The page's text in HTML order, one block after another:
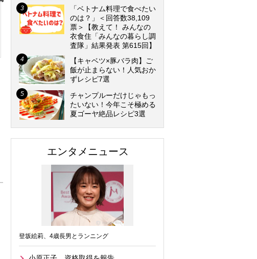
「ベトナム料理で食べたい
のは？」＜回答数38,109
票＞【教えて！ みんなの
衣食住「みんなの暮らし調
査隊」結果発表 第615回】
【キャベツ×豚バラ肉】ご
飯が止まらない！人気おか
ずレシピ7選
チャンプルーだけじゃもっ
たいない！今年こそ極める
夏ゴーヤ絶品レシピ3選
エンタメニュース
登坂絵莉、4歳長男とランニング